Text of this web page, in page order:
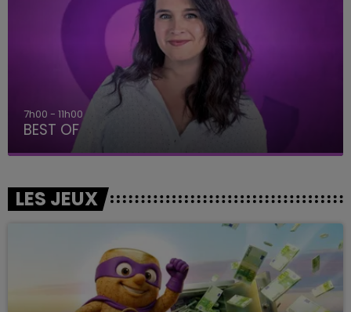
11h00 - 16h00
Le week-end Champagne FM
LES JEUX